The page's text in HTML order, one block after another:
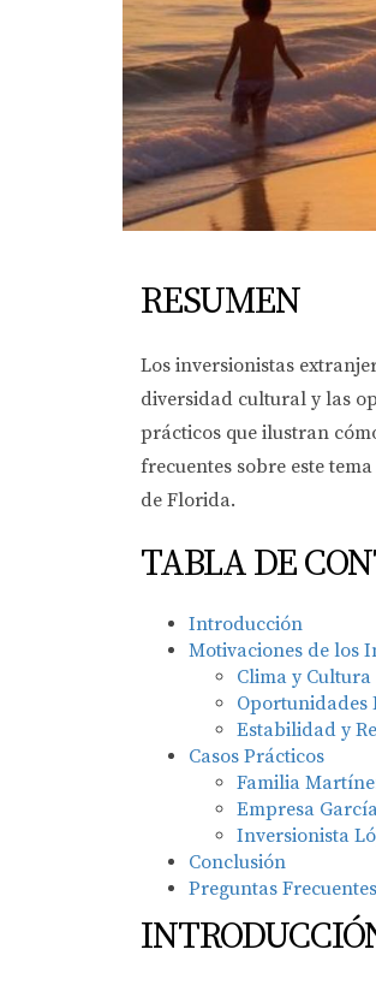
RESUMEN
Los inversionistas
diversidad cultural y las
prácticos que ilustran
frecuentes sobre este
de Florida.
TABLA DE
Introducción
Motivaciones de los
Clima y Cultura
Oportunidades
Estabilidad y
Casos Prácticos
Familia
Empresa
Inversionista
Conclusión
Preguntas Frecuentes